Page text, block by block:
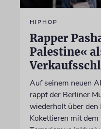
HIPHOP
Rapper
Palestine«
Auf seinem neuen
rappt der Berliner
wiederholt über
Kokettieren mit